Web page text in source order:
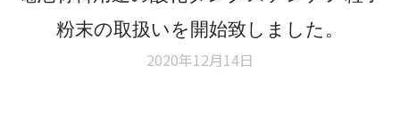
粉末の取扱いを開始致しました。
2020年12月14日